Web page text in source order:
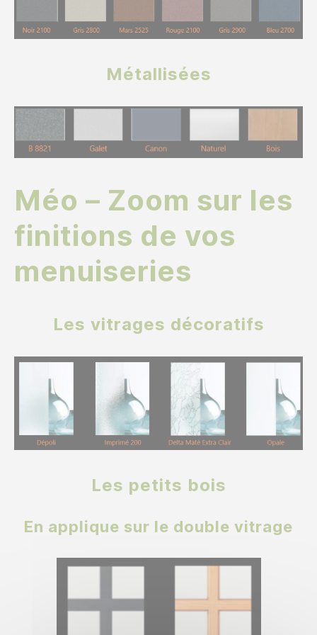
Métallisées
Méo – Zoom sur les
finitions de vos
menuiseries
Les vitrages décoratifs
Les petits bois
En applique sur le double vitrage